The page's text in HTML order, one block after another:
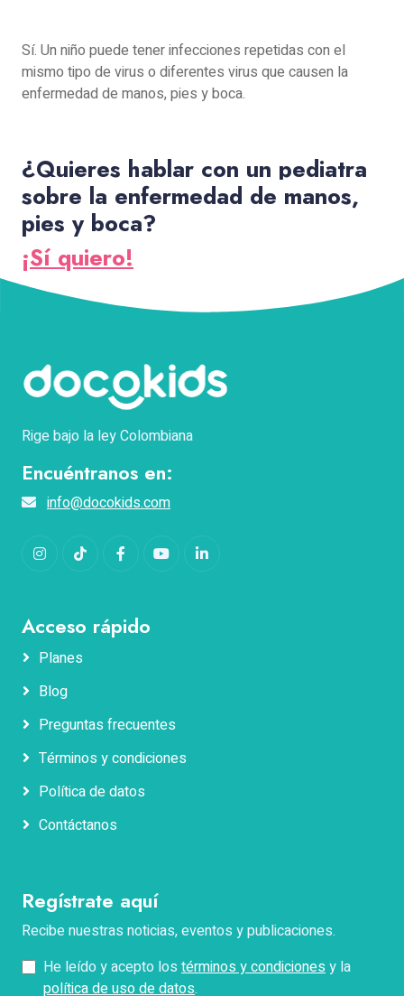
Sí. Un niño puede tener infecciones repetidas con el
mismo tipo de virus o diferentes virus que causen la
enfermedad de manos, pies y boca.
¿Quieres hablar con un pediatra
sobre la enfermedad de manos,
pies y boca?
¡Sí quiero!
Rige bajo la ley Colombiana
Encuéntranos en:
info@docokids.com
InstagramTikTok FacebookYouTubeLinkedIn
Acceso rápido
Planes
Blog
Preguntas frecuentes
Términos y condiciones
Política de datos
Contáctanos
Regístrate aquí
Recibe nuestras noticias, eventos y publicaciones.
He leído y acepto los términos y condicionesy la
política de uso de datos.
Nombres
Apellidos
Teléfono
Pregunta